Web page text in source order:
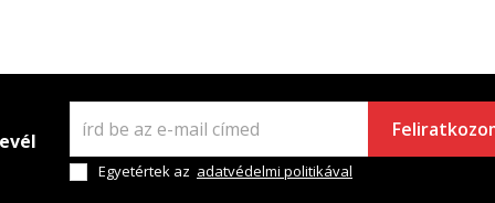
Egyetértek az adatvédelmi politikával